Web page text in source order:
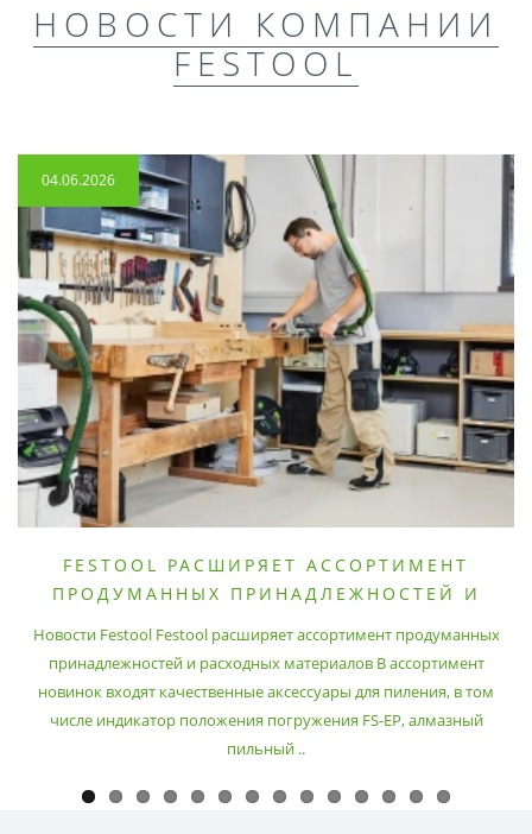
НОВОСТИ КОМПАНИИ
FESTOOL
04.06.2026
FESTOOL РАСШИРЯЕТ АССОРТИМЕНТ
ПРОДУМАННЫХ ПРИНАДЛЕЖНОСТЕЙ И
Новости Festool Festool расширяет ассортимент продуманных
принадлежностей и расходных материалов В ассортимент
новинок входят качественные аксессуары для пиления, в том
числе индикатор положения погружения FS-EP, алмазный
пильный ..